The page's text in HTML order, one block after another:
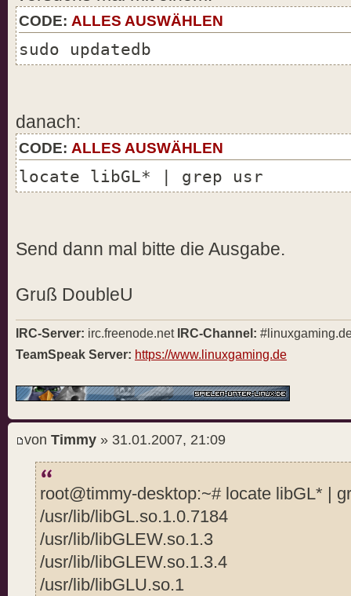
CODE: ALLES AUSWÄHLEN
sudo updatedb
danach:
CODE: ALLES AUSWÄHLEN
locate libGL* | grep usr
Send dann mal bitte die Ausgabe.
Gruß DoubleU
IRC-Server: irc.freenode.net IRC-Channel:
TeamSpeak Server: https://www.linuxgaming.de
von Timmy » 31.01.2007, 21:09
root@timmy-desktop:~# locate libGL* |
/usr/lib/libGL.so.1.0.7184
/usr/lib/libGLEW.so.1.3
/usr/lib/libGLEW.so.1.3.4
/usr/lib/libGLU.so.1